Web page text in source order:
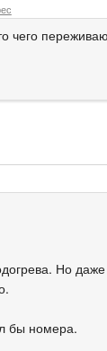
чего
Но
бы номера.